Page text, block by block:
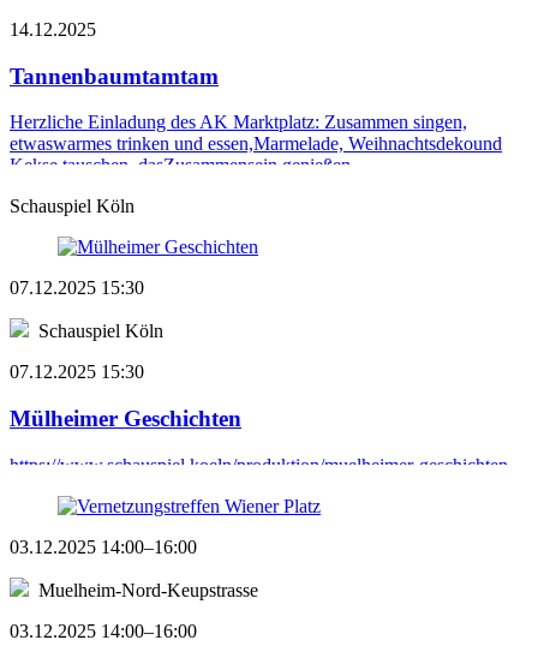
14.12.2025
Tannenbaumtamtam
Herzliche Einladung des AK Marktplatz: Zusammen singen,
etwaswarmes trinken und essen,Marmelade, Weihnachtsdekound
Kekse tauschen, dasZusammensein genießen. ...
Schauspiel Köln
07.12.2025 15:30
Schauspiel Köln
07.12.2025 15:30
Mülheimer Geschichten
https://www.schauspiel.koeln/produktion/muelheimer-geschichten ...
03.12.2025 14:00–16:00
Muelheim-Nord-Keupstrasse
03.12.2025 14:00–16:00